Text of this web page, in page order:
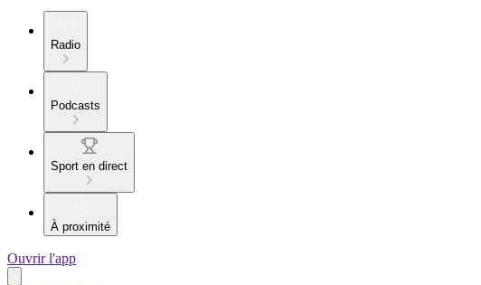
Radio
Podcasts
Sport en direct
À proximité
Ouvrir l'app